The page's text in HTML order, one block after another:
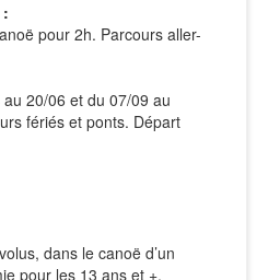
pour 2h. Parcours aller-
au 20/06 et du 07/09 au
fériés et ponts. Départ
dans le canoë d’un
pour les 13 ans et +,